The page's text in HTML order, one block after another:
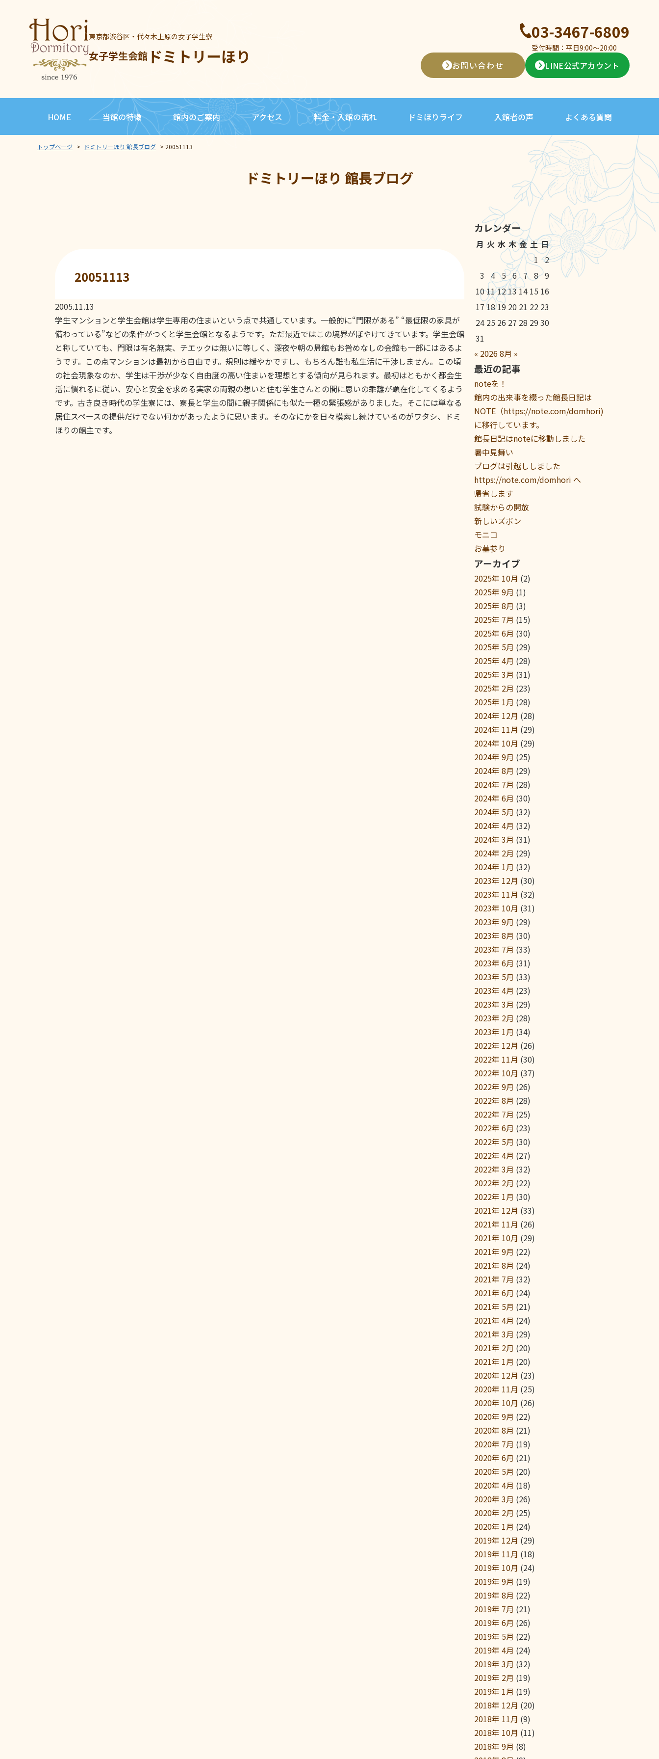
東京都渋谷区・代々木上原の女子学生寮
女子学生会館 ドミトリーほり
03-3467-6809
受付時間：平日9:00〜20:00
お問い合わせ LINE公式アカウント
HOME 当館の特徴 館内のご案内 アクセス 料金・入館の流れ ドミほりライフ 入館者の声 よくある質問
トップページ > ドミトリーほり 館長ブログ > 20051113
ドミトリーほり 館長ブログ
20051113
2005.11.13
学生マンションと学生会館は学生専用の住まいという点で共通しています。一般的に“門限がある” “最低限の家具が
備わっている”などの条件がつくと学生会館となるようです。ただ最近ではこの境界がぼやけてきています。学生会館
と称していても、門限は有名無実、チエックは無いに等しく、深夜や朝の帰館もお咎めなしの会館も一部にはあるよ
うです。この点マンションは最初から自由です。規則は緩やかですし、もちろん誰も私生活に干渉しません。この頃
の社会現象なのか、学生は干渉が少なく自由度の高い住まいを理想とする傾向が見られます。最初はともかく都会生
活に慣れるに従い、安心と安全を求める実家の両親の想いと住む学生さんとの間に思いの乖離が顕在化してくるよう
です。古き良き時代の学生寮には、寮長と学生の間に親子関係にも似た一種の緊張感がありました。そこには単なる
居住スペースの提供だけでない何かがあったように思います。そのなにかを日々模索し続けているのがワタシ、ドミ
ほりの館主です。
カレンダー
月 火 水 木 金 土 日
1
2
3 4 5 6 7 8 9
1011121314 15 16
17 18 19 20 21 22 23
24 25 26 27 28 2930
31
« 20268月 »
最近の記事
noteを！
館内の出来事を綴った館長日記は
NOTE（https://note.com/domhori)
に移行しています。
館長日記はnoteに移動しました
暑中見舞い
ブログは引越ししました
https://note.com/domhori へ
帰省します
試験からの開放
新しいズボン
モニコ
お墓参り
アーカイブ
2025年 10月 (2)
2025年 9月 (1)
2025年 8月 (3)
2025年 7月 (15)
2025年 6月 (30)
2025年 5月 (29)
2025年 4月 (28)
2025年 3月 (31)
2025年 2月 (23)
2025年 1月 (28)
2024年 12月 (28)
2024年 11月 (29)
2024年 10月 (29)
2024年 9月 (25)
2024年 8月 (29)
2024年 7月 (28)
2024年 6月 (30)
2024年 5月 (32)
2024年 4月 (32)
2024年 3月 (31)
2024年 2月 (29)
2024年 1月 (32)
2023年 12月 (30)
2023年 11月 (32)
2023年 10月 (31)
2023年 9月 (29)
2023年 8月 (30)
2023年 7月 (33)
2023年 6月 (31)
2023年 5月 (33)
2023年 4月 (23)
2023年 3月 (29)
2023年 2月 (28)
2023年 1月 (34)
2022年 12月 (26)
2022年 11月 (30)
2022年 10月 (37)
2022年 9月 (26)
2022年 8月 (28)
2022年 7月 (25)
2022年 6月 (23)
2022年 5月 (30)
2022年 4月 (27)
2022年 3月 (32)
2022年 2月 (22)
2022年 1月 (30)
2021年 12月 (33)
2021年 11月 (26)
2021年 10月 (29)
2021年 9月 (22)
2021年 8月 (24)
2021年 7月 (32)
2021年 6月 (24)
2021年 5月 (21)
2021年 4月 (24)
2021年 3月 (29)
2021年 2月 (20)
2021年 1月 (20)
2020年 12月 (23)
2020年 11月 (25)
2020年 10月 (26)
2020年 9月 (22)
2020年 8月 (21)
2020年 7月 (19)
2020年 6月 (21)
2020年 5月 (20)
2020年 4月 (18)
2020年 3月 (26)
2020年 2月 (25)
2020年 1月 (24)
2019年 12月 (29)
2019年 11月 (18)
2019年 10月 (24)
2019年 9月 (19)
2019年 8月 (22)
2019年 7月 (21)
2019年 6月 (26)
2019年 5月 (22)
2019年 4月 (24)
2019年 3月 (32)
2019年 2月 (19)
2019年 1月 (19)
2018年 12月 (20)
2018年 11月 (9)
2018年 10月 (11)
2018年 9月 (8)